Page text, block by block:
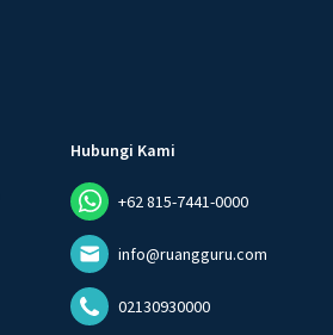
Hubungi Kami
+62 815-7441-0000
info@ruangguru.com
02130930000